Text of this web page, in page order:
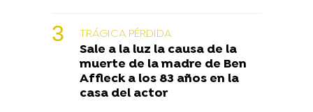
TRÁGICA PÉRDIDA
Sale a la luz la causa de la
muerte de la madre de Ben
Affleck a los 83 años en la
casa del actor